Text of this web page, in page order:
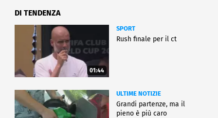
DI TENDENZA
01:44
SPORT
Rush finale per il ct
ULTIME NOTIZIE
Grandi partenze, ma il
pieno è più caro